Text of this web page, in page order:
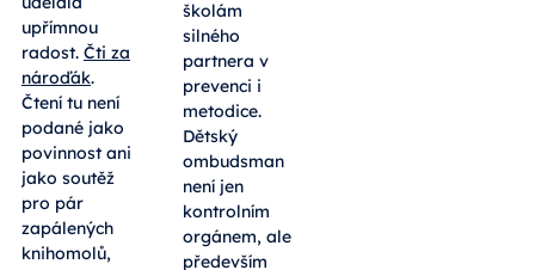
upřímnou
radost. Čti za
nároďák.
Čtení tu není
podané jako
povinnost ani
jako soutěž
pro pár
zapálených
knihomolů,
školám
silného
partnera v
prevenci i
metodice.
Dětský
ombudsman
není jen
kontrolním
orgánem, ale
především